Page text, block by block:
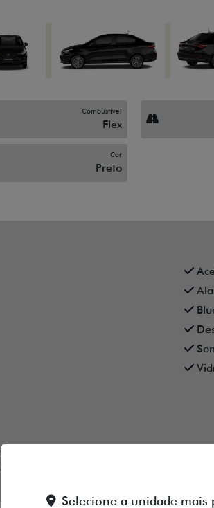
Combustível
Flex
Cor
Preto
para Microempresário, CNPJ e
entrega !
Selecione a unidade mais